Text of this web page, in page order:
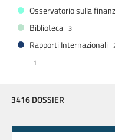
Osservatorio sulla
Biblioteca 3
Rapporti Internazionali
1
3416 DOSSIER